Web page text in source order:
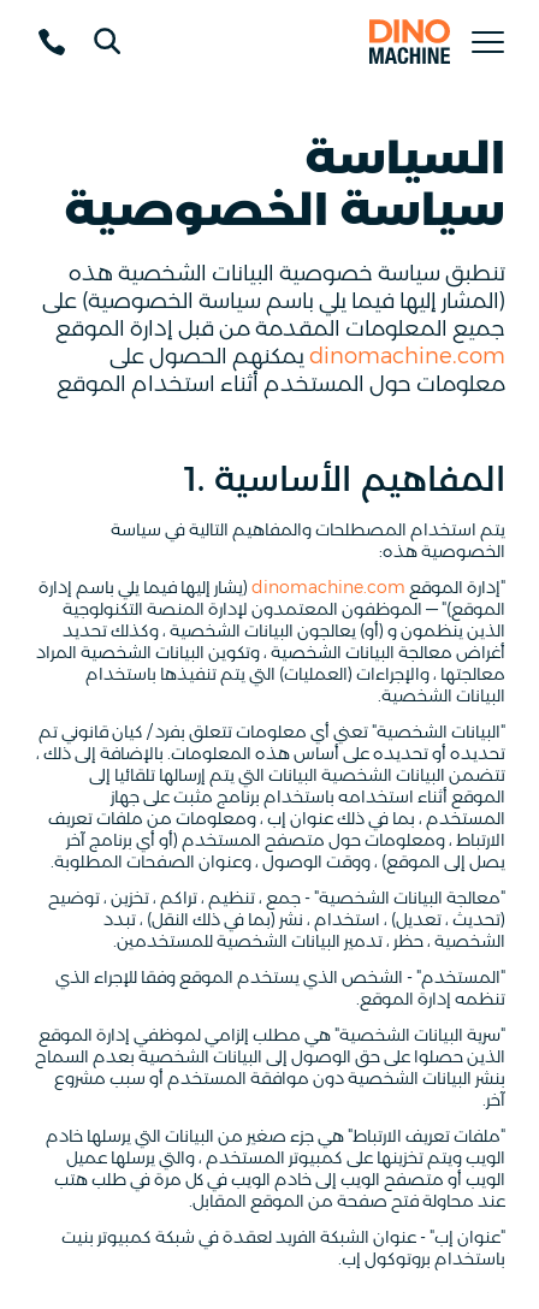
السياسة
سياسة الخصوصية
تنطبق سياسة خصوصية البيانات الشخصية هذه
(المشار إليها فيما يلي باسم سياسة الخصوصية) على
جميع المعلومات المقدمة من قبل إدارة الموقع
dinomachine.com يمكنهم الحصول على
معلومات حول المستخدم أثناء استخدام الموقع
1. المفاهيم الأساسية
يتم استخدام المصطلحات والمفاهيم التالية في سياسة
الخصوصية هذه:
"إدارة الموقع dinomachine.com (يشار إليها فيما يلي باسم إدارة
الموقع)" — الموظفون المعتمدون لإدارة المنصة التكنولوجية
الذين ينظمون و (أو) يعالجون البيانات الشخصية ، وكذلك تحديد
أغراض معالجة البيانات الشخصية ، وتكوين البيانات الشخصية المراد
معالجتها ، والإجراءات (العمليات) التي يتم تنفيذها باستخدام
البيانات الشخصية.
"البيانات الشخصية" تعني أي معلومات تتعلق بفرد / كيان قانوني تم
تحديده أو تحديده على أساس هذه المعلومات. بالإضافة إلى ذلك ،
تتضمن البيانات الشخصية البيانات التي يتم إرسالها تلقائيا إلى
الموقع أثناء استخدامه باستخدام برنامج مثبت على جهاز
المستخدم ، بما في ذلك عنوان إب ، ومعلومات من ملفات تعريف
الارتباط ، ومعلومات حول متصفح المستخدم (أو أي برنامج آخر
يصل إلى الموقع) ، ووقت الوصول ، وعنوان الصفحات المطلوبة.
"معالجة البيانات الشخصية" - جمع ، تنظيم ، تراكم ، تخزين ، توضيح
(تحديث ، تعديل) ، استخدام ، نشر (بما في ذلك النقل) ، تبدد
الشخصية ، حظر ، تدمير البيانات الشخصية للمستخدمين.
"المستخدم" - الشخص الذي يستخدم الموقع وفقا للإجراء الذي
تنظمه إدارة الموقع.
"سرية البيانات الشخصية" هي مطلب إلزامي لموظفي إدارة الموقع
الذين حصلوا على حق الوصول إلى البيانات الشخصية بعدم السماح
بنشر البيانات الشخصية دون موافقة المستخدم أو سبب مشروع
آخر.
"ملفات تعريف الارتباط" هي جزء صغير من البيانات التي يرسلها خادم
الويب ويتم تخزينها على كمبيوتر المستخدم ، والتي يرسلها عميل
الويب أو متصفح الويب إلى خادم الويب في كل مرة في طلب هتب
عند محاولة فتح صفحة من الموقع المقابل.
"عنوان إب" - عنوان الشبكة الفريد لعقدة في شبكة كمبيوتر بنيت
باستخدام بروتوكول إب.